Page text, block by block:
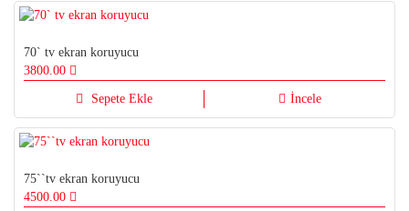
70` tv ekran koruyucu
3800.00
Sepete Ekle İncele
75``tv ekran koruyucu
4500.00